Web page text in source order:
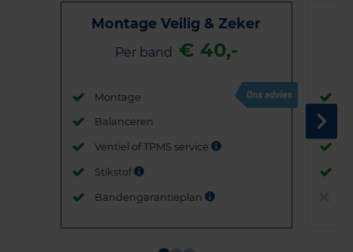
Montage Veilig & Zeker
Per band € 40,-
Montage
Balanceren
Ventiel of TPMS service
Stikstof
Bandengarantieplan